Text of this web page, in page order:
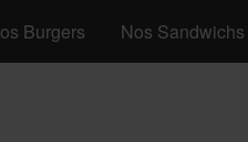
Burgers Nos Sandwichs